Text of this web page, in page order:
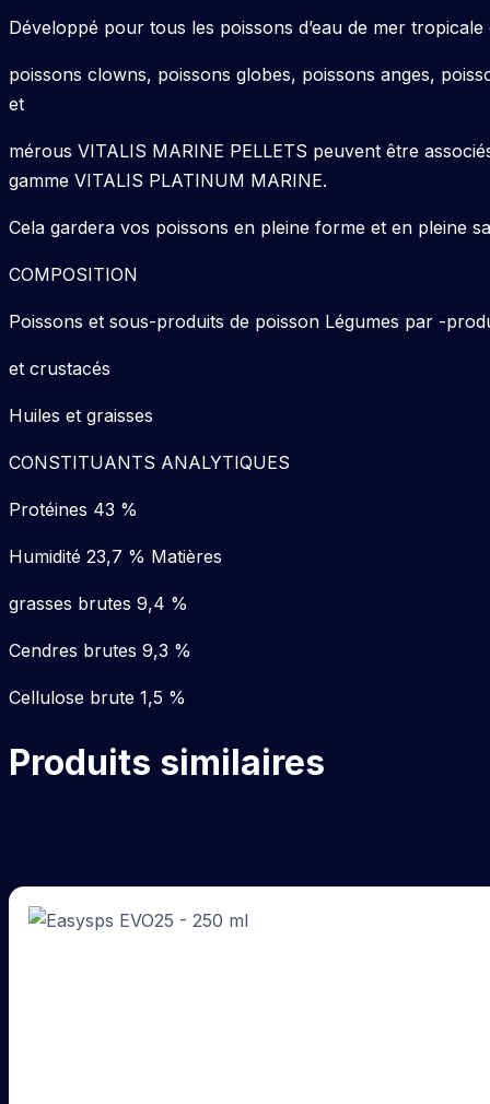
Développé pour tous les poissons d’eau de mer tropicale
poissons clowns, poissons globes, poissons anges,
et
mérous VITALIS MARINE PELLETS peuvent être
gamme VITALIS PLATINUM MARINE.
Cela gardera vos poissons en pleine forme et en pleine
COMPOSITION
Poissons et sous-produits de poisson Légumes par -
et crustacés
Huiles et graisses
CONSTITUANTS ANALYTIQUES
Protéines 43 %
Humidité 23,7 % Matières
grasses brutes 9,4 %
Cendres brutes 9,3 %
Cellulose brute 1,5 %
Produits similaires